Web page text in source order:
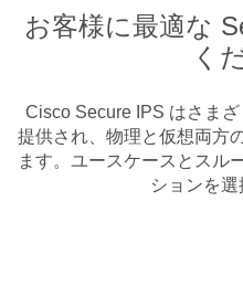
お客様に最適な
く
Cisco Secure IPS はさま
提供され、物理と仮想両方
ます。ユースケースとスル
ションを選